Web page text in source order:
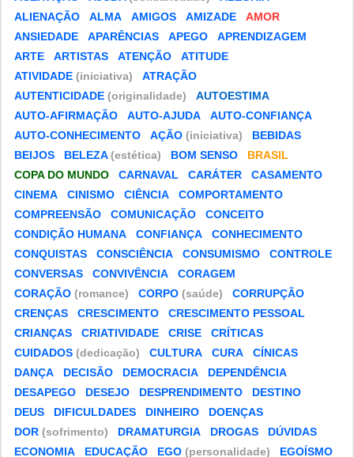
ALIENAÇÃO
ALMA AMIGOS AMIZADE
AMOR
ANSIEDADE
APARÊNCIAS APEGO
APRENDIZAGEM
ARTE
ARTISTAS ATENÇÃO
ATITUDE
ATIVIDADE (iniciativa)
ATRAÇÃO
AUTENTICIDADE (originalidade)
AUTOESTIMA
AUTO-AFIRMAÇÃO
AUTO-AJUDA
AUTO-CONFIANÇA
AUTO-CONHECIMENTO
AÇÃO (iniciativa)
BEBIDAS
BEIJOS
BELEZA(estética) BOM SENSO
BRASIL
COPA DO MUNDO
CARNAVAL CARÁTER
CASAMENTO
CINEMA
CINISMO CIÊNCIA
COMPORTAMENTO
COMPREENSÃO
COMUNICAÇÃO
CONCEITO
CONDIÇÃO HUMANA
CONFIANÇA
CONHECIMENTO
CONQUISTAS
CONSCIÊNCIA CONSUMISMO
CONTROLE
CONVERSAS
CONVIVÊNCIA
CORAGEM
CORAÇÃO (romance) CORPO (saúde)
CORRUPÇÃO
CRENÇAS
CRESCIMENTO
CRESCIMENTO PESSOAL
CRIANÇAS
CRIATIVIDADE CRISE
CRÍTICAS
CUIDADOS (dedicação) CULTURA CURA
CÍNICAS
DANÇA
DECISÃO DEMOCRACIA
DEPENDÊNCIA
DESAPEGO
DESEJO DESPRENDIMENTO
DESTINO
DEUS
DIFICULDADES DINHEIRO
DOENÇAS
DOR (sofrimento) DRAMATURGIA DROGAS
DÚVIDAS
ECONOMIA
EDUCAÇÃO EGO (personalidade) EGOÍSMO